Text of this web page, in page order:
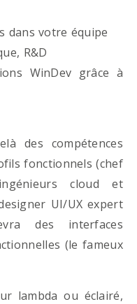
votre équipe
R&D
WinDev grâce à
des compétences
fonctionnels (chef
cloud et
UI/UX expert
des interfaces
(le fameux
lambda ou éclairé,